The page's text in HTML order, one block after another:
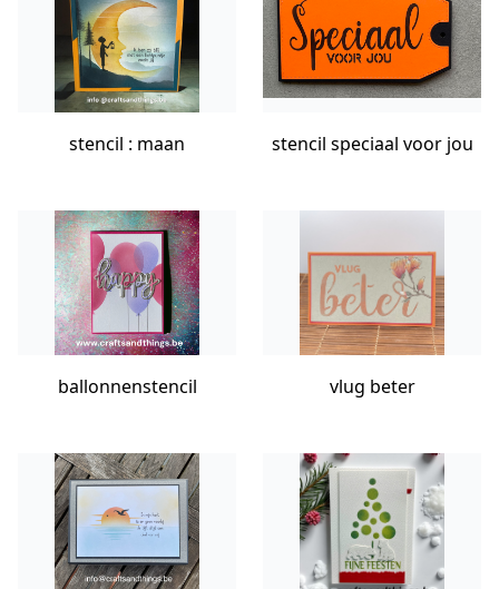
stencil : maan stencil speciaal voor jou
ballonnenstencil vlug beter